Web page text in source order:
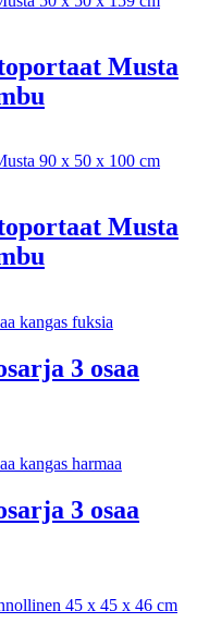
Musta
Musta
3 osaa
3 osaa